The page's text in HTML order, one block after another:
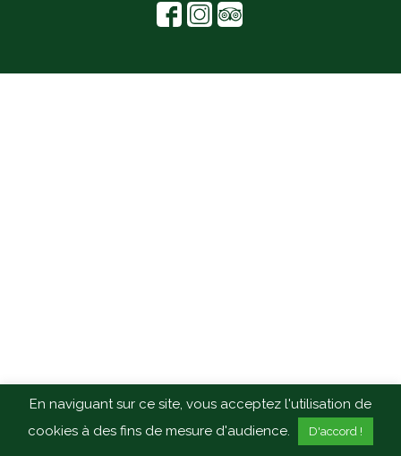
En naviguant sur ce site, vous acceptez l'utilisation de
cookies à des fins de mesure d'audience.
D'accord !